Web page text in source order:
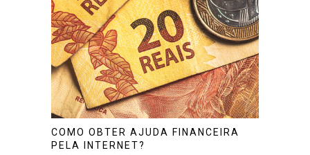
COMO OBTER AJUDA FINANCEIRA
PELA INTERNET?